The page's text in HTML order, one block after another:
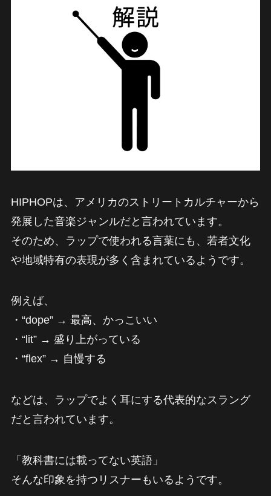
HIPHOPは、アメリカのストリートカルチャーから
発展した音楽ジャンルだと言われています。
そのため、ラップで使われる言葉にも、若者文化
や地域特有の表現が多く含まれているようです。
例えば、
・“dope” → 最高、かっこいい
・“lit” → 盛り上がっている
・“flex” → 自慢する
などは、ラップでよく耳にする代表的なスラング
だと言われています。
「教科書には載ってない英語」
そんな印象を持つリスナーもいるようです。